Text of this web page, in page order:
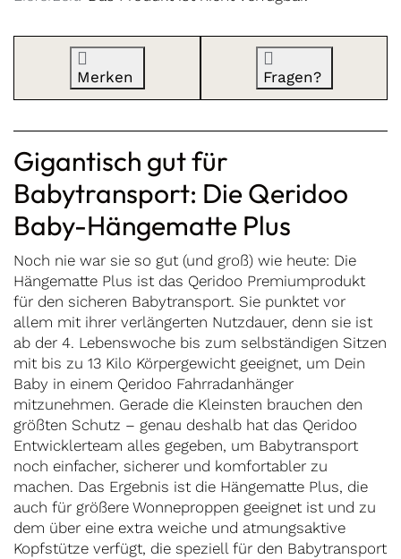
Merken Fragen?
Gigantisch gut für
Babytransport: Die Qeridoo
Baby-Hängematte Plus
Noch nie war sie so gut (und groß) wie heute: Die
Hängematte Plus ist das Qeridoo Premiumprodukt
für den sicheren Babytransport. Sie punktet vor
allem mit ihrer verlängerten Nutzdauer, denn sie ist
ab der 4. Lebenswoche bis zum selbständigen Sitzen
mit bis zu 13 Kilo Körpergewicht geeignet, um Dein
Baby in einem Qeridoo Fahrradanhänger
mitzunehmen. Gerade die Kleinsten brauchen den
größten Schutz – genau deshalb hat das Qeridoo
Entwicklerteam alles gegeben, um Babytransport
noch einfacher, sicherer und komfortabler zu
machen. Das Ergebnis ist die Hängematte Plus, die
auch für größere Wonneproppen geeignet ist und zu
dem über eine extra weiche und atmungsaktive
Kopfstütze verfügt, die speziell für den Babytransport